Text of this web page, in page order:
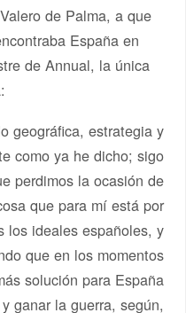
de Palma, a que
España en
de Annual, la única
geográfica, estrategia y
como ya he dicho; sigo
perdimos la ocasión de
que para mí está por
los ideales españoles, y
que en los momentos
solución para España
ganar la guerra, según,